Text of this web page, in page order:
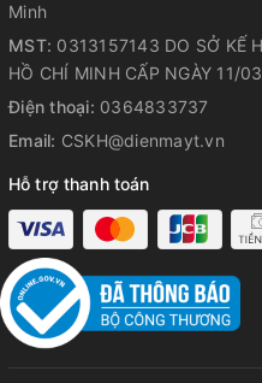
Minh
MST: 0313157143 DO SỞ KẾ
HỒ CHÍ MINH CẤP NGÀY 11/
Điện thoại: 0364833737
Email: CSKH@dienmayt.vn
Hỗ trợ thanh toán